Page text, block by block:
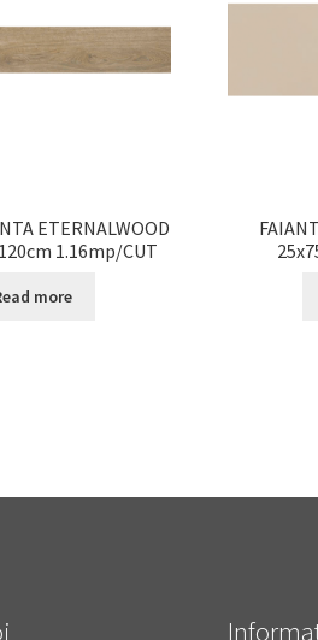
ETERNALWOOD
1.16mp/CUT
more